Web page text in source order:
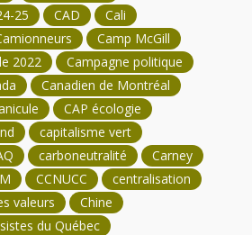
25
CAD
Cali
Camp McGill
2022
Campagne politique
Canadien de Montréal
CAP écologie
capitalisme vert
carboneutralité
Carney
CCNUCC
centralisation
valeurs
Chine
du Québec